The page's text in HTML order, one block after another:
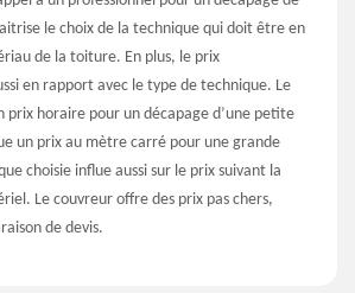
le choix de la technique qui doit être en
de la toiture. En plus, le prix
en rapport avec le type de technique. Le
prix horaire pour un décapage d’une petite
un prix au mètre carré pour une grande
choisie influe aussi sur le prix suivant la
Le couvreur offre des prix pas chers,
de devis.